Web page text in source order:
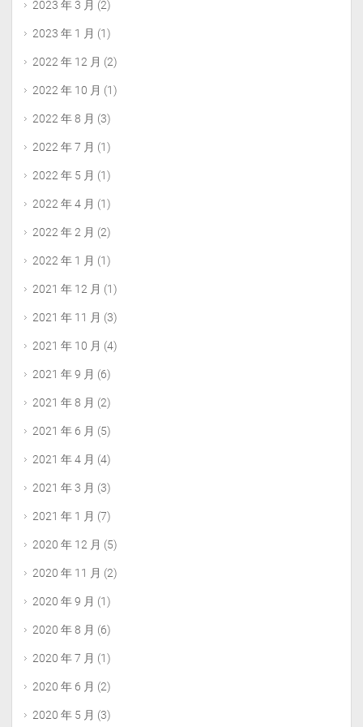
2023 年 3 月 (2)
2023 年 1 月 (1)
2022 年 12 月 (2)
2022 年 10 月 (1)
2022 年 8 月 (3)
2022 年 7 月 (1)
2022 年 5 月 (1)
2022 年 4 月 (1)
2022 年 2 月 (2)
2022 年 1 月 (1)
2021 年 12 月 (1)
2021 年 11 月 (3)
2021 年 10 月 (4)
2021 年 9 月 (6)
2021 年 8 月 (2)
2021 年 6 月 (5)
2021 年 4 月 (4)
2021 年 3 月 (3)
2021 年 1 月 (7)
2020 年 12 月 (5)
2020 年 11 月 (2)
2020 年 9 月 (1)
2020 年 8 月 (6)
2020 年 7 月 (1)
2020 年 6 月 (2)
2020 年 5 月 (3)